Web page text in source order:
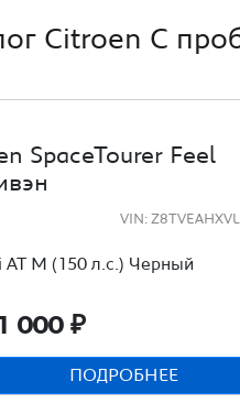
Citroen С
SpaceTourer Feel
VIN:
AT M (150 л.с.) Черный
000 ₽
ПОДРОБНЕЕ